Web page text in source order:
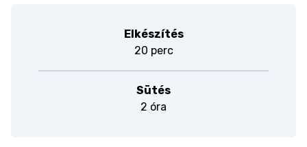
Elkészítés
20 perc
Sütés
2 óra